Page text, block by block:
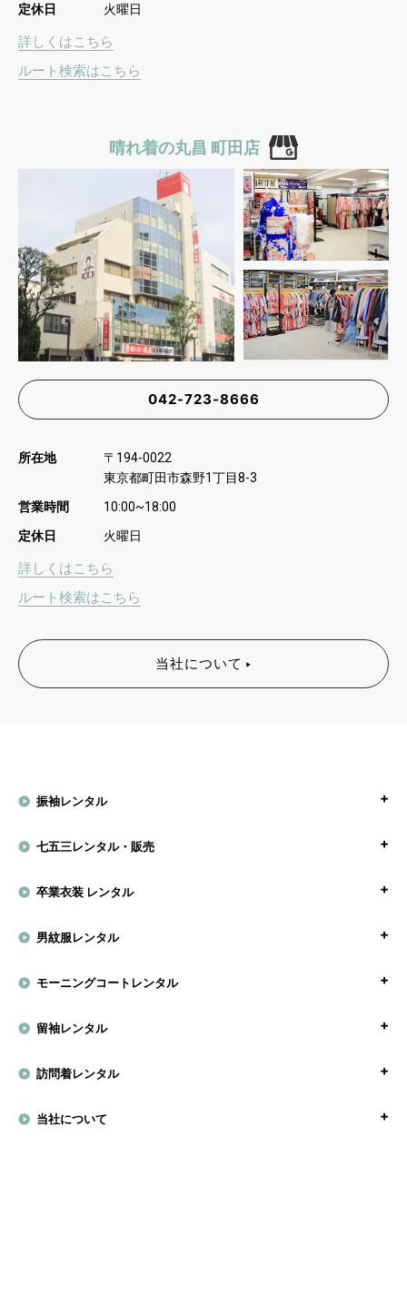
定休日 火曜日
詳しくはこちら
ルート検索はこちら
晴れ着の丸昌 町田店
042-723-8666
所在地 〒 194-0022
東京都町田市森野1丁目8-3
営業時間 10:00~18:00
定休日 火曜日
詳しくはこちら
ルート検索はこちら
当社について
振袖レンタル
七五三レンタル・販売
卒業衣装 レンタル
男紋服レンタル
モーニングコートレンタル
留袖レンタル
訪問着レンタル
当社について